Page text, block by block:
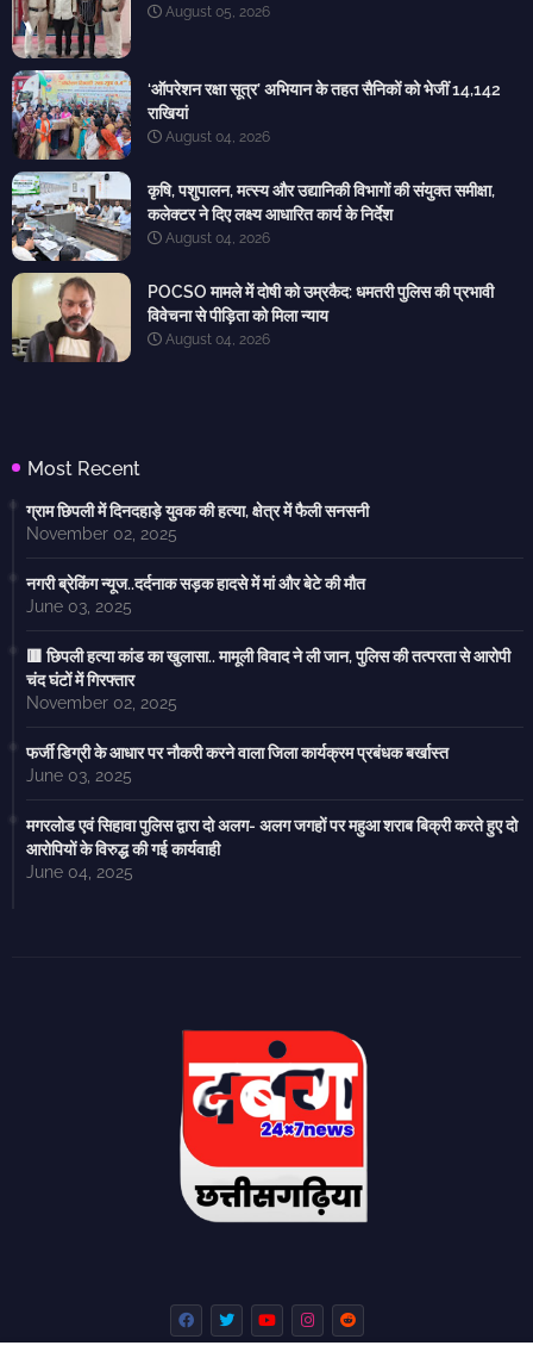
August 05, 2026
‘ऑपरेशन रक्षा सूत्र’ अभियान के तहत सैनिकों को भेजीं 14,142
राखियां
August 04, 2026
कृषि, पशुपालन, मत्स्य और उद्यानिकी विभागों की संयुक्त समीक्षा,
कलेक्टर ने दिए लक्ष्य आधारित कार्य के निर्देश
August 04, 2026
POCSO मामले में दोषी को उम्रकैद: धमतरी पुलिस की प्रभावी
विवेचना से पीड़िता को मिला न्याय
August 04, 2026
Most Recent
ग्राम छिपली में दिनदहाड़े युवक की हत्या, क्षेत्र में फैली सनसनी
November 02, 2025
नगरी ब्रेकिंग न्यूज..दर्दनाक सड़क हादसे में मां और बेटे की मौत
June 03, 2025
🟥 छिपली हत्या कांड का खुलासा.. मामूली विवाद ने ली जान, पुलिस की तत्परता से आरोपी
चंद घंटों में गिरफ्तार
November 02, 2025
फर्जी डिग्री के आधार पर नौकरी करने वाला जिला कार्यक्रम प्रबंधक बर्खास्त
June 03, 2025
मगरलोड एवं सिहावा पुलिस द्वारा दो अलग- अलग जगहों पर महुआ शराब बिक्री करते हुए दो
आरोपियों के विरुद्ध की गई कार्यवाही
June 04, 2025